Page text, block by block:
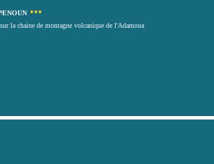
•••
la chaine de montagne volcanique de l'Adamoua